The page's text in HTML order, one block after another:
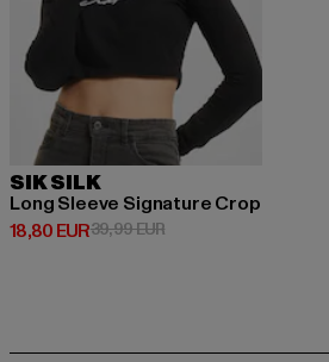
SIK SILK
Long Sleeve Signature Crop
18,80 EUR
Derzeitiger Preis: 18,80 EUR
39,99 EURAktionspreis: 39,99 EUR